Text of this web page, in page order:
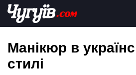
Skip
content
Chuguiv
Манікюр в
стилі